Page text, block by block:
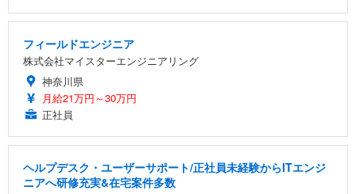
フィールドエンジニア
株式会社マイスターエンジニアリング
神奈川県
月給21万円～30万円
正社員
ヘルプデスク・ユーザーサポート/正社員未経験からITエンジ
ニアへ研修充実&在宅案件多数